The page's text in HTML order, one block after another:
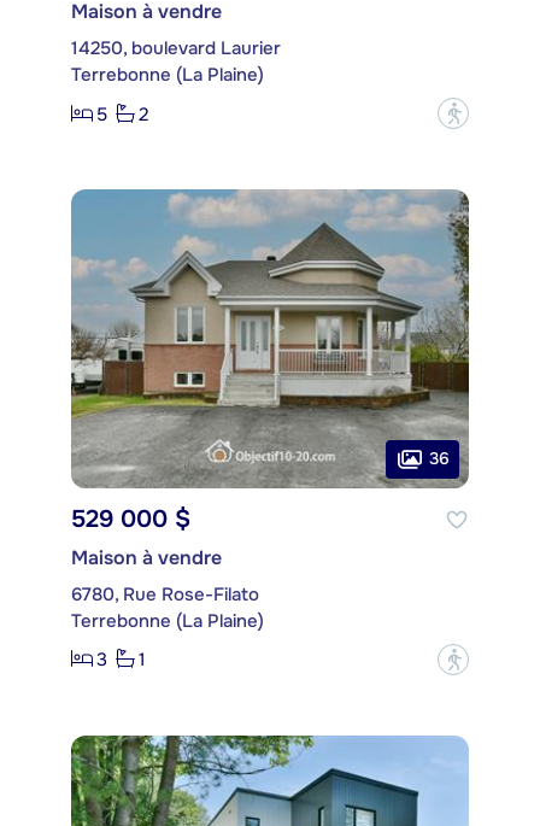
Maison à vendre
14250, boulevard Laurier
Terrebonne (La Plaine)
5
2 ?
36
529 000 $
Maison à vendre
6780, Rue Rose-Filato
Terrebonne (La Plaine)
3
1 ?